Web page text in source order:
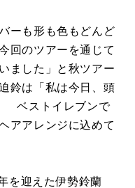
ーも形も色もどんど
回のツアーを通じて
ました」と秋ツアー
鈴は「私は今日、頭
ベストイレブンで
アアレンジに込めて
を迎えた伊勢鈴蘭